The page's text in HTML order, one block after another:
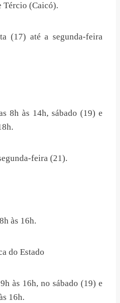
Tércio (Caicó).
(17) até a segunda-feira
8h às 14h, sábado (19) e
feira (21).
às 16h.
do Estado
às 16h, no sábado (19) e
16h.